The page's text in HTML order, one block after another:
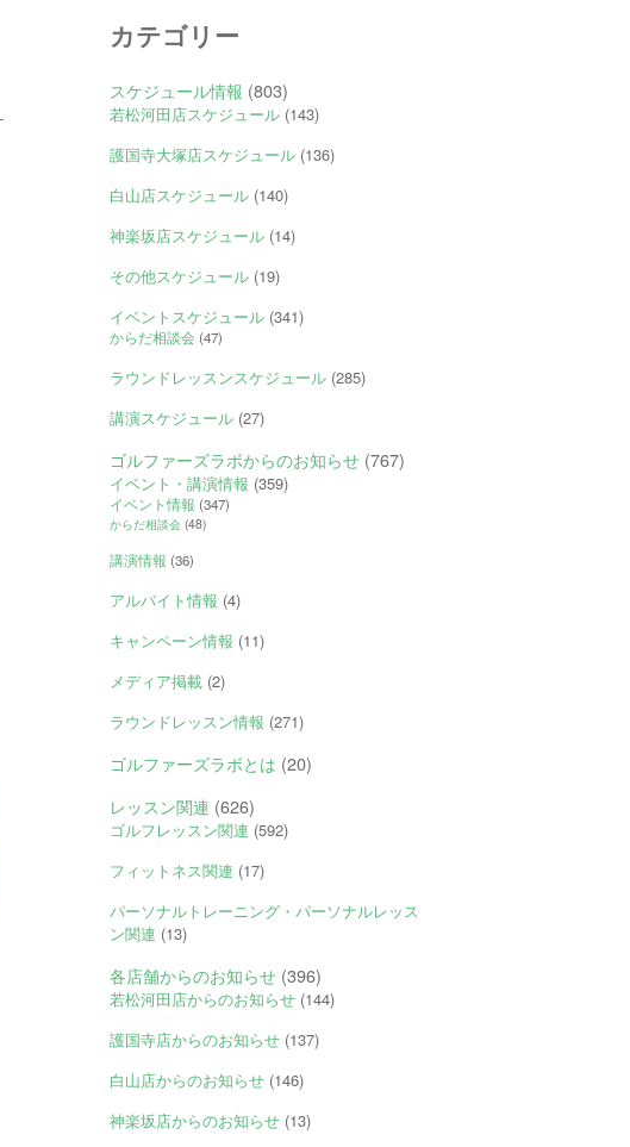
カテゴリー
スケジュール情報 (803)
若松河田店スケジュール (143)
護国寺大塚店スケジュール (136)
白山店スケジュール (140)
神楽坂店スケジュール (14)
その他スケジュール (19)
イベントスケジュール (341)
からだ相談会 (47)
ラウンドレッスンスケジュール (285)
講演スケジュール (27)
ゴルファーズラボからのお知らせ (767)
イベント・講演情報 (359)
イベント情報 (347)
からだ相談会 (48)
講演情報 (36)
アルバイト情報 (4)
キャンペーン情報 (11)
メディア掲載 (2)
ラウンドレッスン情報 (271)
ゴルファーズラボとは (20)
レッスン関連 (626)
ゴルフレッスン関連 (592)
フィットネス関連 (17)
パーソナルトレーニング・パーソナルレッス
ン関連 (13)
各店舗からのお知らせ (396)
若松河田店からのお知らせ (144)
護国寺店からのお知らせ (137)
白山店からのお知らせ (146)
神楽坂店からのお知らせ (13)